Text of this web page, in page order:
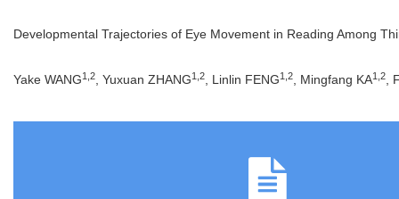
Developmental Trajectories of Eye Movement in Reading Among
Yake WANG1 2 , Yuxuan ZHANG1 2 , Linlin FENG1 2 , Mingfang KA1 2 ,